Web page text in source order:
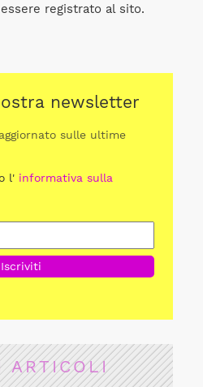
registrato al sito.
newsletter
sulle ultime
l' informativa sulla
ARTICOLI